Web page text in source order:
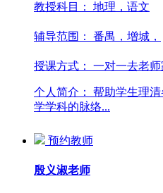
教授科目： 地理，语文
辅导范围： 番禺，增城，
授课方式： 一对一去老师
个人简介：
帮助学生理
学学科的脉络...
预约教师
殷义淑老师